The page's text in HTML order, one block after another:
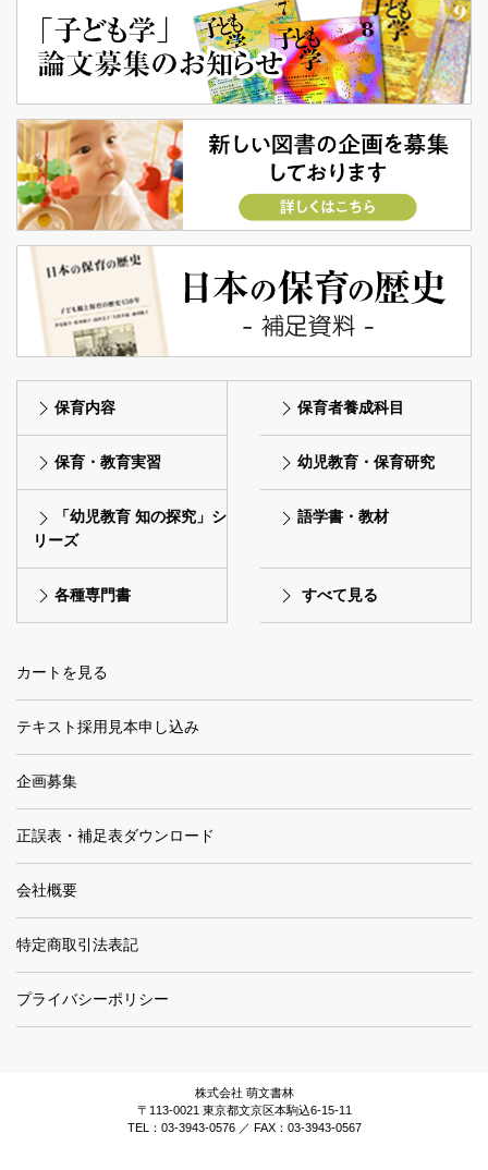
保育内容 保育者養成科目
保育・教育実習 幼児教育・保育研究
「幼児教育 知の探究」シ
リーズ
語学書・教材
各種専門書 すべて見る
カートを見る
テキスト採用見本申し込み
企画募集
正誤表・補足表ダウンロード
会社概要
特定商取引法表記
プライバシーポリシー
株式会社 萌文書林
〒113-0021 東京都文京区本駒込6-15-11
TEL：03-3943-0576 ／ FAX：03-3943-0567